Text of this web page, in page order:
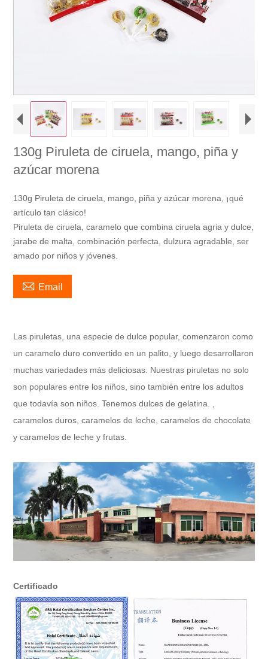
130g Piruleta de ciruela, mango, piña y
azúcar morena
130g Piruleta de ciruela, mango, piña y azúcar morena, ¡qué
artículo tan clásico!
Piruleta de ciruela, caramelo que combina ciruela agria y dulce,
jarabe de malta, combinación perfecta, dulzura agradable, ser
amado por niños y jóvenes.
 Email
Las piruletas, una especie de dulce popular, comenzaron como
un caramelo duro convertido en un palito, y luego desarrollaron
muchas variedades más deliciosas. Nuestras piruletas no solo
son populares entre los niños, sino también entre los adultos
que todavía son niños. Tenemos dulces de gelatina. ,
caramelos duros, caramelos de leche, caramelos de chocolate
y caramelos de leche y frutas.
Certificado